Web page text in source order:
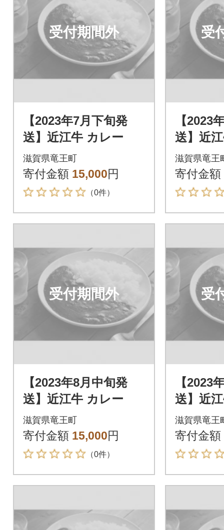
受付期間外
【2023年7月下旬発
送】近江牛 カレー
滋賀県竜王町
寄付金額 15,000円
（0件）
受
【2023
送】近
滋賀県竜王
寄付金額
受付期間外
【2023年8月中旬発
送】近江牛 カレー
滋賀県竜王町
寄付金額 15,000円
（0件）
受
【2023
送】近
滋賀県竜王
寄付金額